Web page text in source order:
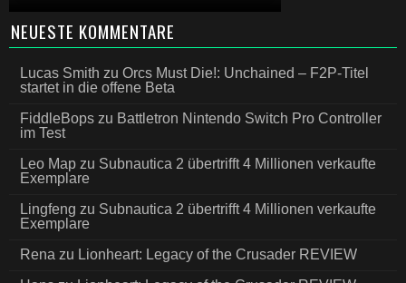
NEUESTE KOMMENTARE
Lucas Smith zu Orcs Must Die!: Unchained – F2P-Titel
startet in die offene Beta
FiddleBops zu Battletron Nintendo Switch Pro Controller
im Test
Leo Map zu Subnautica 2 übertrifft 4 Millionen verkaufte
Exemplare
Lingfeng zu Subnautica 2 übertrifft 4 Millionen verkaufte
Exemplare
Rena zu Lionheart: Legacy of the Crusader REVIEW